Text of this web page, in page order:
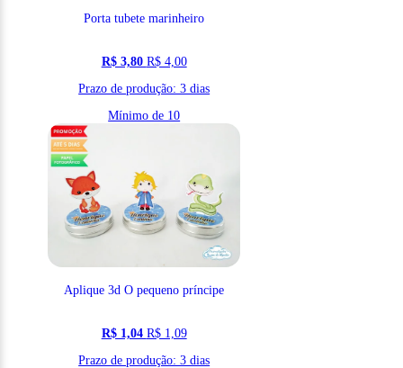
Porta tubete marinheiro
R$ 3,80 R$ 4,00
Prazo de produção: 3 dias
Mínimo de 10
Aplique 3d O pequeno príncipe
R$ 1,04 R$ 1,09
Prazo de produção: 3 dias